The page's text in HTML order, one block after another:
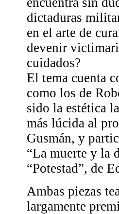
dictaduras
en el arte de
devenir
cuidados?
El tema cuenta
como los de
sido la estética
más lúcida al
Gusmán, y
“La muerte y la
“Potestad”, de
Ambas piezas
largamente